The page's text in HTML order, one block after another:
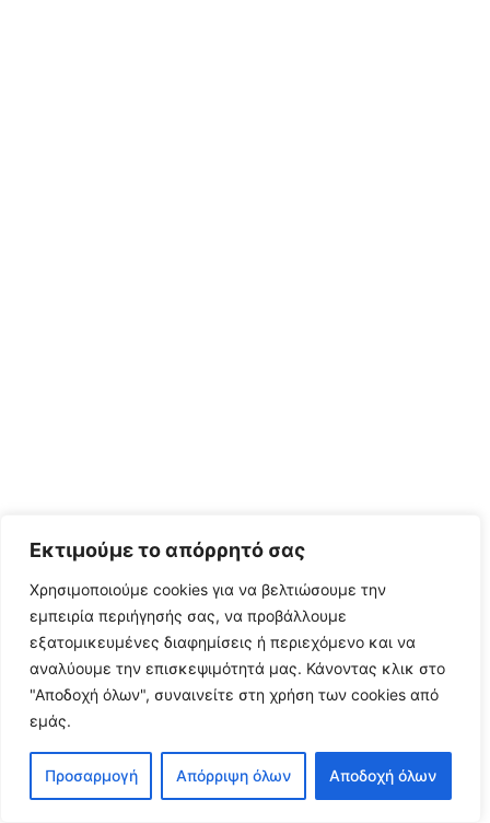
Εκτιμούμε το απόρρητό σας
Χρησιμοποιούμε cookies για να βελτιώσουμε την
εμπειρία περιήγησής σας, να προβάλλουμε
εξατομικευμένες διαφημίσεις ή περιεχόμενο και να
αναλύουμε την επισκεψιμότητά μας. Κάνοντας κλικ στο
"Αποδοχή όλων", συναινείτε στη χρήση των cookies από
εμάς.
Προσαρμογή Απόρριψη όλων Αποδοχή όλων